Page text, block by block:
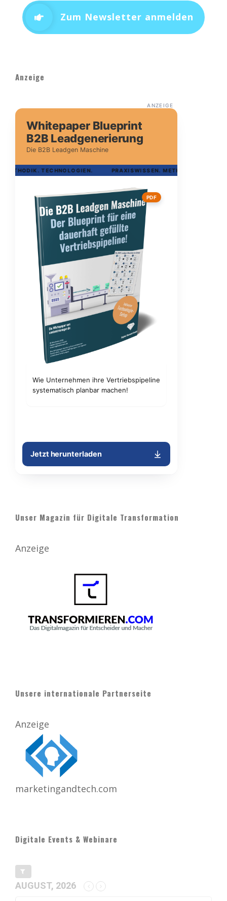
Zum Newsletter anmelden
Anzeige
Unser Magazin für Digitale Transformation
Anzeige
Unsere internationale Partnerseite
Anzeige
marketingandtech.com
Digitale Events & Webinare
AUGUST, 2026